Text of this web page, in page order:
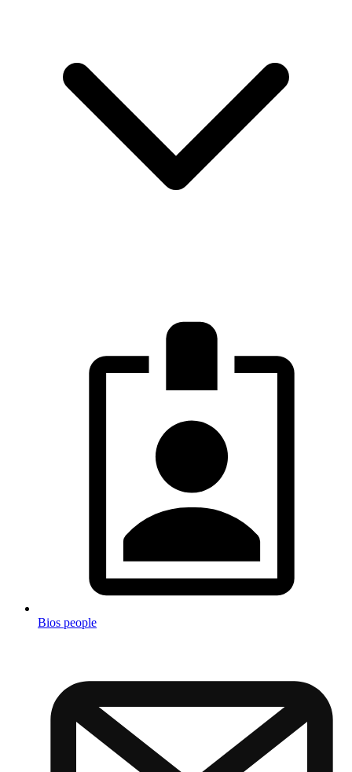
Bios people